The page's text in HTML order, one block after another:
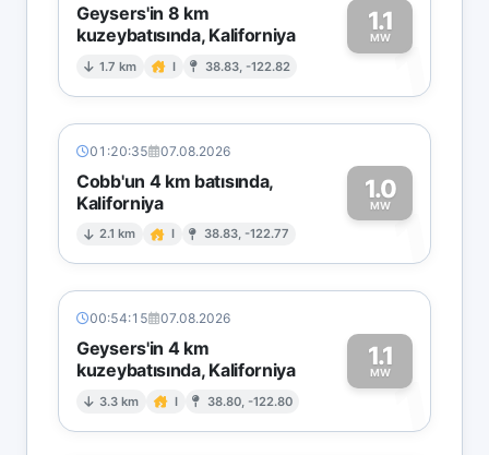
Geysers'in 8 km
kuzeybatısında, Kaliforniya
1.7 km I 38.83, -122.82
1.1
MW1
01:20:35 07.08.2026
Cobb'un 4 km batısında,
Kaliforniya
2.1 km I 38.83, -122.77
1.0
MW1
00:54:15 07.08.2026
Geysers'in 4 km
kuzeybatısında, Kaliforniya
3.3 km I 38.80, -122.80
1.1
MW1